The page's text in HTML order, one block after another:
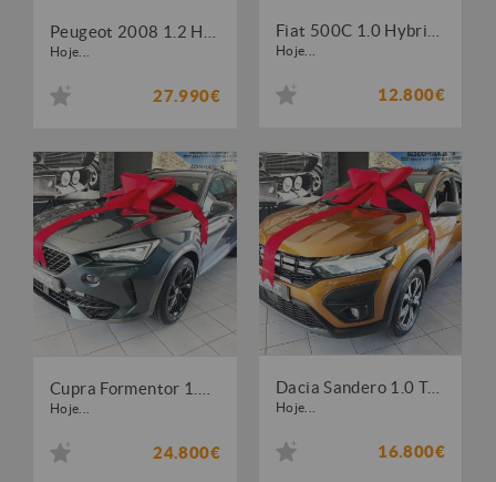
Hoje...
27.990€
Hoje...
12.800€
Hoje...
24.800€
Dacia Sandero 1.0 TCe Expression
Hoje...
16.800€